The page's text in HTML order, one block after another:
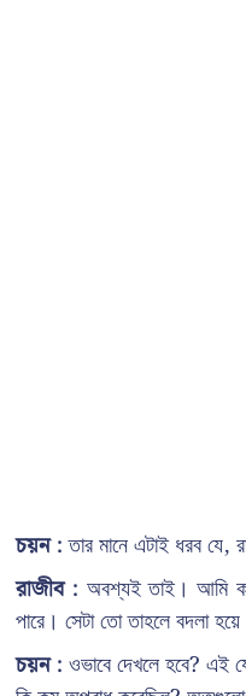
চয়ন :তার মানে এটাই ধরব যে,
রাজীব : অবশ্যই তাই। আমি
পারে। সেটা তো তাহলে বদলা
চয়ন : ওভাবে দেখলে হবে? এই